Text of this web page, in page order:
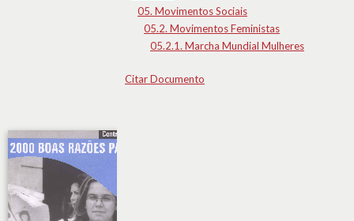
05. Movimentos Sociais
05.2. Movimentos Feministas
05.2.1. Marcha Mundial Mulheres
Citar Documento